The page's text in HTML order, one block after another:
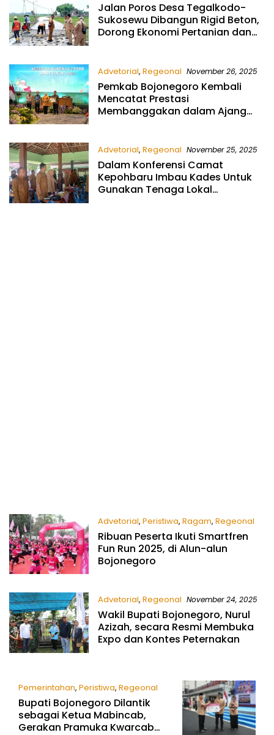
Jalan Poros Desa Tegalkodo-
Sukosewu Dibangun Rigid Beton,
Dorong Ekonomi Pertanian dan
Advetorial, Regeonal November 26, 2025
Pemkab Bojonegoro Kembali
Mencatat Prestasi
Membanggakan dalam Ajang
Advetorial, Regeonal November 25, 2025
Dalam Konferensi Camat
Kepohbaru Imbau Kades Untuk
Gunakan Tenaga Lokal
Advetorial, Peristiwa, Ragam, Regeonal
November 24, 2025
Ribuan Peserta Ikuti Smartfren
Fun Run 2025, di Alun-alun
Bojonegoro
Advetorial, Regeonal November 24, 2025
Wakil Bupati Bojonegoro, Nurul
Azizah, secara Resmi Membuka
Expo dan Kontes Peternakan
Pemerintahan, Peristiwa, Regeonal
November 20, 2025
Bupati Bojonegoro Dilantik
sebagai Ketua Mabincab,
Gerakan Pramuka Kwarcab